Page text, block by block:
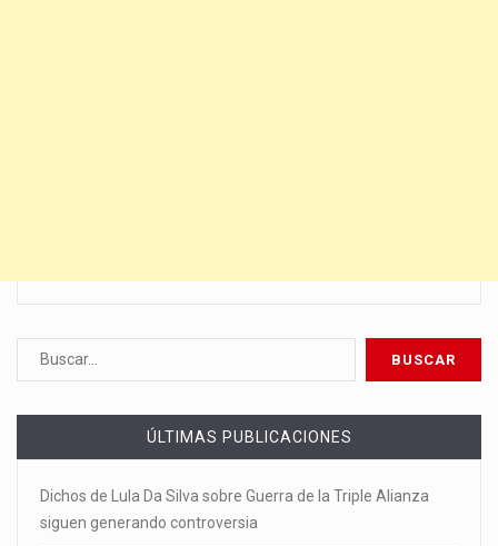
ÚLTIMAS PUBLICACIONES
Dichos de Lula Da Silva sobre Guerra de la Triple Alianza
siguen generando controversia